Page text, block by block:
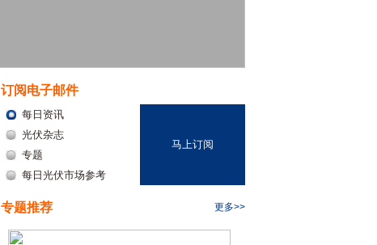
订阅电子邮件
每日资讯
光伏杂志
专题
每日光伏市场参考
马上订阅
专题推荐 更多>>